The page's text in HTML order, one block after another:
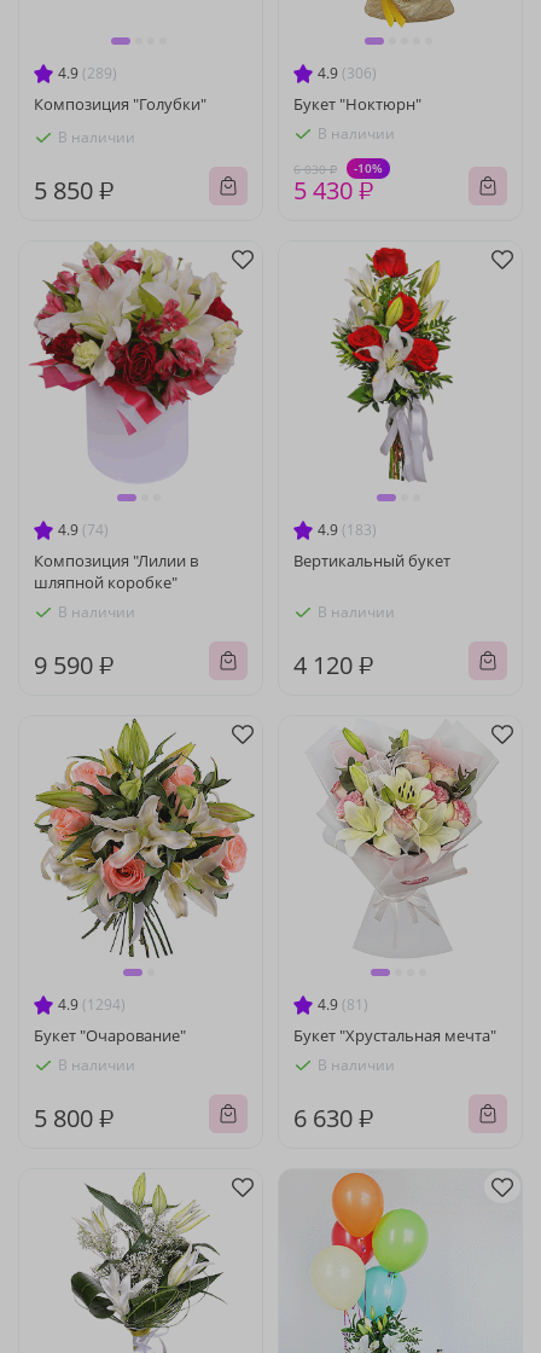
4.9 (289)
Композиция "Голубки"
В наличии
5 850 ₽
4.9 (306)
Букет "Ноктюрн"
В наличии
6 030 ₽ -10%
5 430 ₽
4.9 (74)
Композиция "Лилии в
шляпной коробке"
В наличии
9 590 ₽
4.9 (183)
Вертикальный букет
В наличии
4 120 ₽
4.9 (1294)
Букет "Очарование"
В наличии
5 800 ₽
4.9 (81)
Букет "Хрустальная мечта"
В наличии
6 630 ₽